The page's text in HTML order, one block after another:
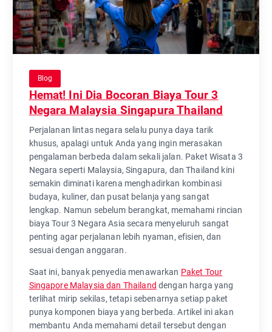
Blog
Hemat! Ini Dia Bocoran Biaya Tour 3
Negara Malaysia Singapura Thailand
Perjalanan lintas negara selalu punya daya tarik
khusus, apalagi untuk Anda yang ingin merasakan
pengalaman berbeda dalam sekali jalan. Paket Wisata 3
Negara seperti Malaysia, Singapura, dan Thailand kini
semakin diminati karena menghadirkan kombinasi
budaya, kuliner, dan pusat belanja yang sangat
lengkap. Namun sebelum berangkat, memahami rincian
biaya Tour 3 Negara Asia secara menyeluruh sangat
penting agar perjalanan lebih nyaman, efisien, dan
sesuai dengan anggaran.
Saat ini, banyak penyedia menawarkan Paket Tour
Singapore Malaysia dan Thailand dengan harga yang
terlihat mirip sekilas, tetapi sebenarnya setiap paket
punya komponen biaya yang berbeda. Artikel ini akan
membantu Anda memahami detail tersebut dengan